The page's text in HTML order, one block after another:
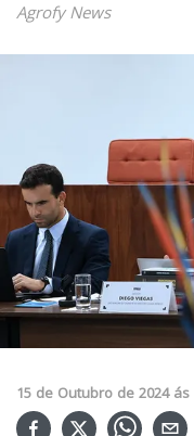
Agrofy News
15 de Outubro de 2024 ás